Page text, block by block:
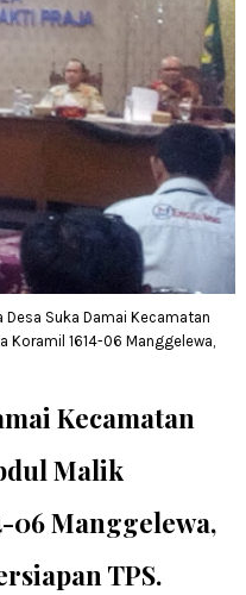
Desa Suka Damai Kecamatan
Koramil 1614-06 Manggelewa,
Kecamatan
Malik
06 Manggelewa,
TPS.